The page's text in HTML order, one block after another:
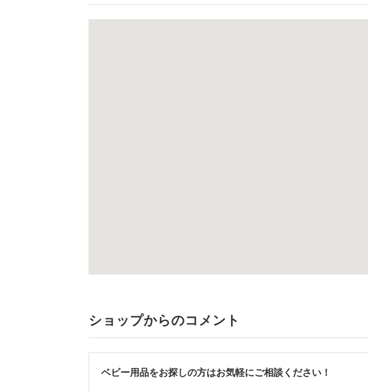
ショップからのコメント
ベビー用品をお探しの方はお気軽にご相談ください！